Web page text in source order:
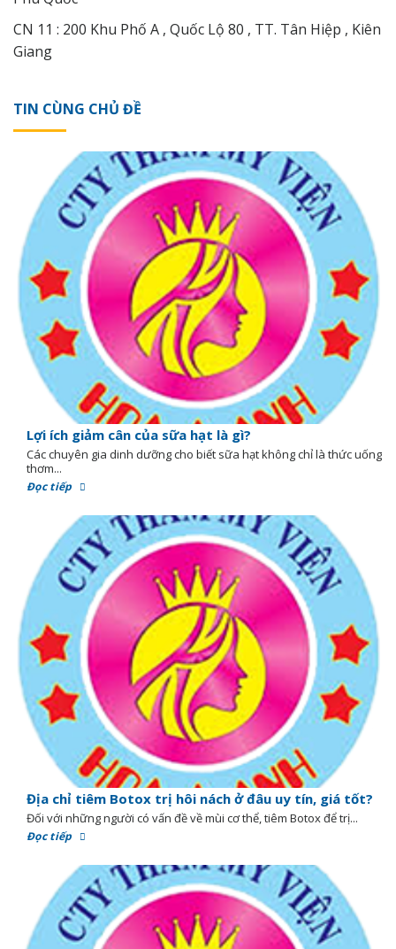
CN 11 : 200 Khu Phố A , Quốc Lộ 80 , TT. Tân Hiệp , Kiên
Giang
TIN CÙNG CHỦ ĐỀ
Lợi ích giảm cân của sữa hạt là gì?
Các chuyên gia dinh dưỡng cho biết sữa hạt không chỉ là thức uống
thơm...
Đọc tiếp
Địa chỉ tiêm Botox trị hôi nách ở đâu uy tín, giá tốt?
Đối với những người có vấn đề về mùi cơ thể, tiêm Botox để trị...
Đọc tiếp